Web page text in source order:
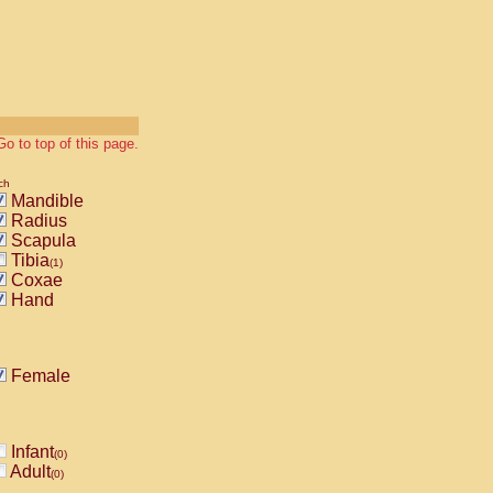
to top of this page.
Mandible
Radius
Scapula
Tibia(1)
Coxae
Hand
Female
Infant(0)
Adult(0)